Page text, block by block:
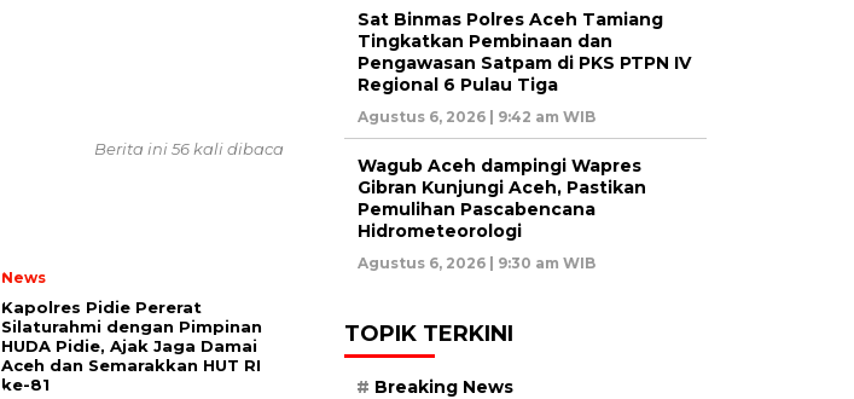
Berita ini 56 kali dibaca
News
Kapolres Pidie Pererat
Silaturahmi dengan Pimpinan
HUDA Pidie, Ajak Jaga Damai
Aceh dan Semarakkan HUT RI
ke-81
Sat Binmas Polres Aceh Tamiang
Tingkatkan Pembinaan dan
Pengawasan Satpam di PKS PTPN IV
Regional 6 Pulau Tiga
Agustus 6, 2026 | 9:42 am WIB
Wagub Aceh dampingi Wapres
Gibran Kunjungi Aceh, Pastikan
Pemulihan Pascabencana
Hidrometeorologi
Agustus 6, 2026 | 9:30 am WIB
TOPIK TERKINI
Breaking News